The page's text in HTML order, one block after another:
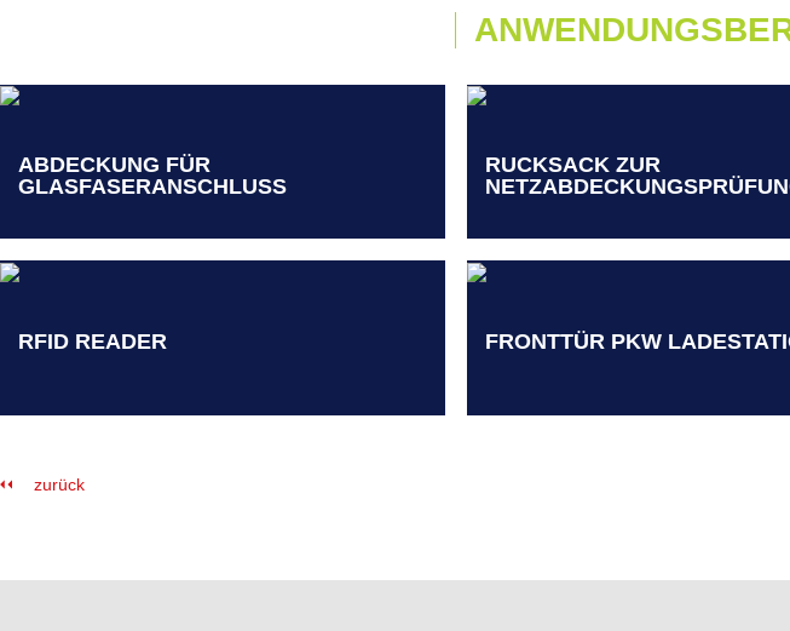
ABDECKUNG FÜR
GLASFASERANSCHLUSS
RUCKSACK ZUR
RFID READER FRONTTÜR PKW
zurück